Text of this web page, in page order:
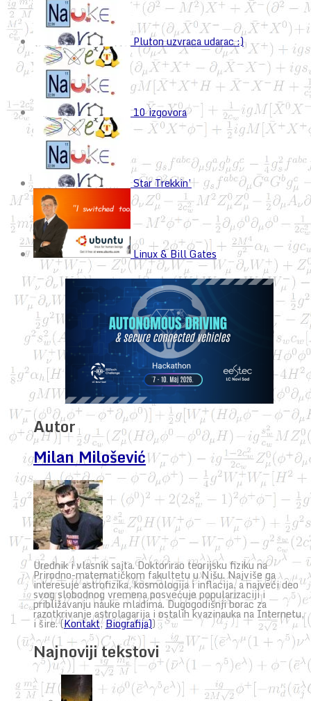
Pluton uzvraca udarac :)
10 izgovora
Star Trekkin’
Linux & Bill Gates
Autor
Milan Milošević
Urednik i vlasnik sajta. Doktorirao teorijsku fiziku na
Prirodno-matematičkom fakultetu u Nišu. Najviše ga
interesuje astrofizika, kosmologija i inflacija, a najveći deo
svog slobodnog vremena posvećuje popularizaciji i
približavanju nauke mladima. Dugogodišnji borac za
razotkrivanje astrolagarija i ostalih kvazinauka na Internetu,
i šire. (Kontakt,Biografija))
Najnoviji tekstovi